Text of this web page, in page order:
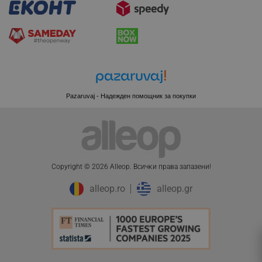
Pazaruvaj - Надежден помощник за покупки
Copyright © 2026 Alleop. Bcичĸи пpaвa зaпaзeни!
alleop.ro alleop.gr
_sgf_tracking
_sgf_delayed_campaigns .alleop.bg
_sgf_npq